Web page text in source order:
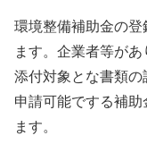
環境整備補助金の登
ます。企業者等が
添付対象とな書類
申請可能でする補
ます。